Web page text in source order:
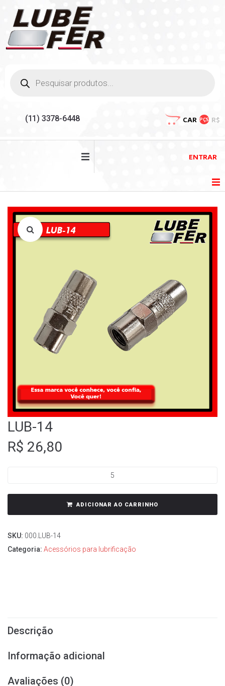
(11) 3378-6448 CAR PÇS R$
LOJA
ENTRAR
LUB-14
R$ 26,80
ADICIONAR AO CARRINHO
SKU: 000.LUB-14
Categoria: Acessórios para lubrificação
Descrição
Informação adicional
Avaliações (0)